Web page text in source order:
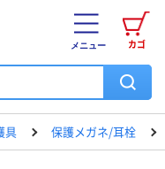
カゴ
メニュー
具 保護メガネ/耳栓